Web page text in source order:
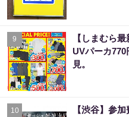
9
【しまむら
UVパーカ
見。
10
【渋谷】参